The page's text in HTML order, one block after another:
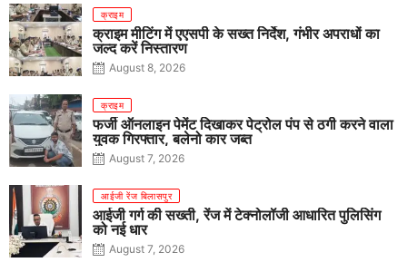
क्राइम
क्राइम मीटिंग में एएसपी के सख्त निर्देश, गंभीर अपराधों का
जल्द करें निस्तारण
August 8, 2026
क्राइम
फर्जी ऑनलाइन पेमेंट दिखाकर पेट्रोल पंप से ठगी करने वाला
युवक गिरफ्तार, बलेनो कार जब्त
August 7, 2026
आईजी रेंज बिलासपुर
आईजी गर्ग की सख्ती, रेंज में टेक्नोलॉजी आधारित पुलिसिंग
को नई धार
August 7, 2026